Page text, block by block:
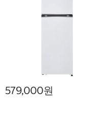
579,000원